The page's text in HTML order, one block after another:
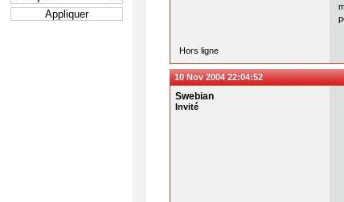
Hors ligne
10 Nov 2004 22:04:52
Swebian
Invité